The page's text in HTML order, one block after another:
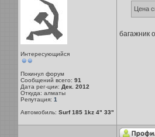
Интересующийся
Покинул форум
Сообщений всего: 91
Дата рег-ции: Дек. 2012
Откуда: алматы
Репутация: 1
Автомобиль: Surf 185 1kz 4" 33"
Цена
багажник